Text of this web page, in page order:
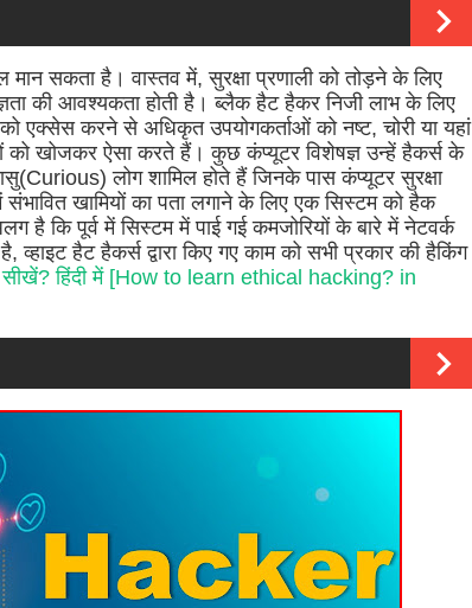
सकता है। वास्तव में, सुरक्षा प्रणाली को तोड़ने के लिए
की आवश्यकता होती है। ब्लैक हैट हैकर निजी लाभ के लिए
करने से अधिकृत उपयोगकर्ताओं को नष्ट, चोरी या यहां
खोजकर ऐसा करते हैं। कुछ कंप्यूटर विशेषज्ञ उन्हें हैकर्स के
लोग शामिल होते हैं जिनके पास कंप्यूटर सुरक्षा
संभावित खामियों का पता लगाने के लिए एक सिस्टम को हैक
कि पूर्व में सिस्टम में पाई गई कमजोरियों के बारे में नेटवर्क
हैट हैकर्स द्वारा किए गए काम को सभी प्रकार की हैकिंग
हिंदी में [How to learn ethical hacking? in